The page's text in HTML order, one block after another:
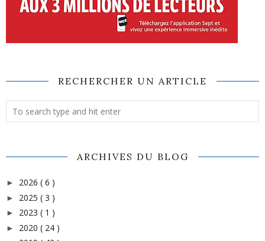
RECHERCHER UN ARTICLE
ARCHIVES DU BLOG
► 2026 ( 6 )
► 2025 ( 3 )
► 2023 ( 1 )
► 2020 ( 24 )